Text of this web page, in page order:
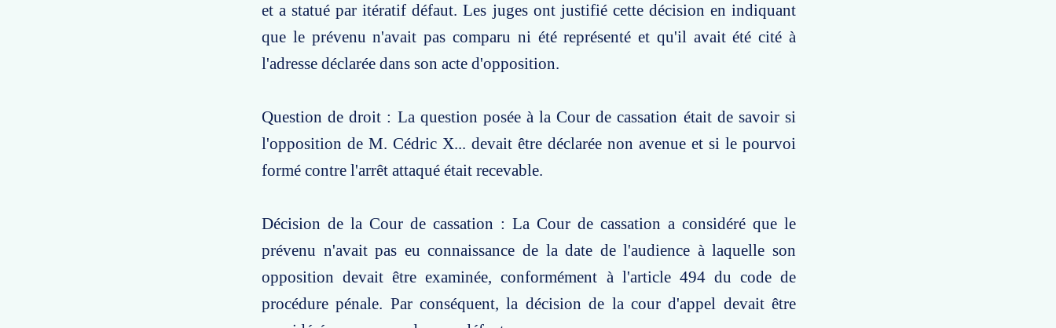
et a statué par itératif défaut. Les juges ont justifié cette décision en indiquant
que le prévenu n'avait pas comparu ni été représenté et qu'il avait été cité à
l'adresse déclarée dans son acte d'opposition.
Question de droit : La question posée à la Cour de cassation était de savoir si
l'opposition de M. Cédric X... devait être déclarée non avenue et si le pourvoi
formé contre l'arrêt attaqué était recevable.
Décision de la Cour de cassation : La Cour de cassation a considéré que le
prévenu n'avait pas eu connaissance de la date de l'audience à laquelle son
opposition devait être examinée, conformément à l'article 494 du code de
procédure pénale. Par conséquent, la décision de la cour d'appel devait être